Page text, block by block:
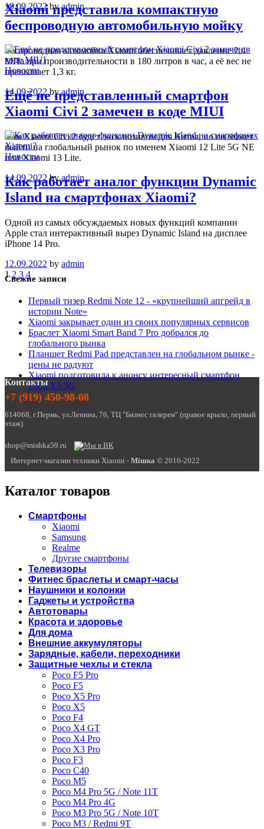
19.09.2022byadmin
Xiaomi представила компактную
беспроводную автомобильную мойку
Беспроводная автомойка Xiaomi обеспечивает давление 2,4
МПа при производительности в 180 литров в час, а её вес не
превышает 1,3 кг.
14.09.2022byadmin
Новости
Ещё не представленный смартфон
Xiaomi Civi 2 замечен в коде MIUI
Сам Xiaomi Civi 2 будет эксклюзивом для Китая, но он может
выйти на глобальный рынок по именем Xiaomi 12 Lite 5G NE
или Xiaomi 13 Lite.
14.09.2022byadmin
Новости
Как работает аналог функции Dynamic
Island на смартфонах Xiaomi?
Одной из самых обсуждаемых новых функций компании
Apple стал интерактивный вырез Dynamic Island на дисплее
iPhone 14 Pro.
12.09.2022 by admin
1 2 3 4
Свежие записи
Первый тизер Redmi Note 12 - «крупнейший апгрейд в
истории Note»
Xiaomi закрывает один из своих популярных сервисов
Браслет Xiaomi Smart Band 7 Pro добрался до
глобального рынка
Планшет Redmi Pad представлен на глобальном рынке -
цены не радуют
Xiaomi подготовила к анонсу интересный смартфон
Poco X5 5G
Контакты
+7 (919) 450-98-08
614068, г.Пермь, ул.Ленина, 76, ТЦ "Бизнес галереи" (правое крыло, первый
этаж)
shop@mishka59.ru
Интернет-магазин техники Xiaomi - Miшка © 2016-2022
Каталог товаров
Смартфоны
Xiaomi
Samsung
Realme
Другие смартфоны
Телевизоры
Фитнес браслеты и смарт-часы
Наушники и колонки
Гаджеты и устройства
Автотовары
Красота и здоровье
Для дома
Внешние аккумуляторы
Зарядные, кабели, переходники
Защитные чехлы и стекла
Poco F5 Pro
Poco F5
Poco X5 Pro
Poco X5
Poco F4
Poco X4 GT
Poco X4 Pro
Poco X3 Pro
Poco F3
Poco C40
Poco M5
Poco M4 Pro 5G / Note 11T
Poco M4 Pro 4G
Poco M3 Pro 5G / Note 10T
Poco M3 / Redmi 9T